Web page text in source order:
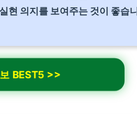
현 의지를 보여주는 것이 좋습니
BEST5 >>